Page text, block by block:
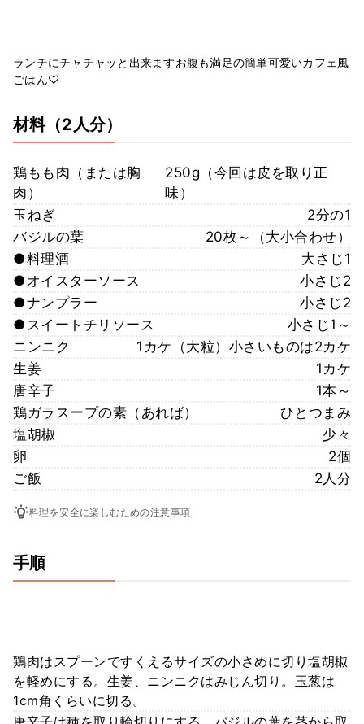
ランチにチャチャッと出来ますお腹も満足の簡単可愛いカフェ風
ごはん♡
材料（2人分）
鶏もも肉（または胸
肉）
250g（今回は皮を取り正
味）
玉ねぎ
2分の1
バジルの葉
20枚～（大小合わせ）
●料理酒
大さじ1
●オイスターソース
小さじ2
●ナンプラー
小さじ2
●スイートチリソース
小さじ1～
ニンニク
1カケ（大粒）小さいものは2カケ
生姜
1カケ
唐辛子
1本～
鶏ガラスープの素（あれば）
ひとつまみ
塩胡椒
少々
卵
2個
ご飯
2人分
料理を安全に楽しむための注意事項
手順
鶏肉はスプーンですくえるサイズの小さめに切り塩胡椒
を軽めにする。生姜、ニンニクはみじん切り。玉葱は
1cm角くらいに切る。